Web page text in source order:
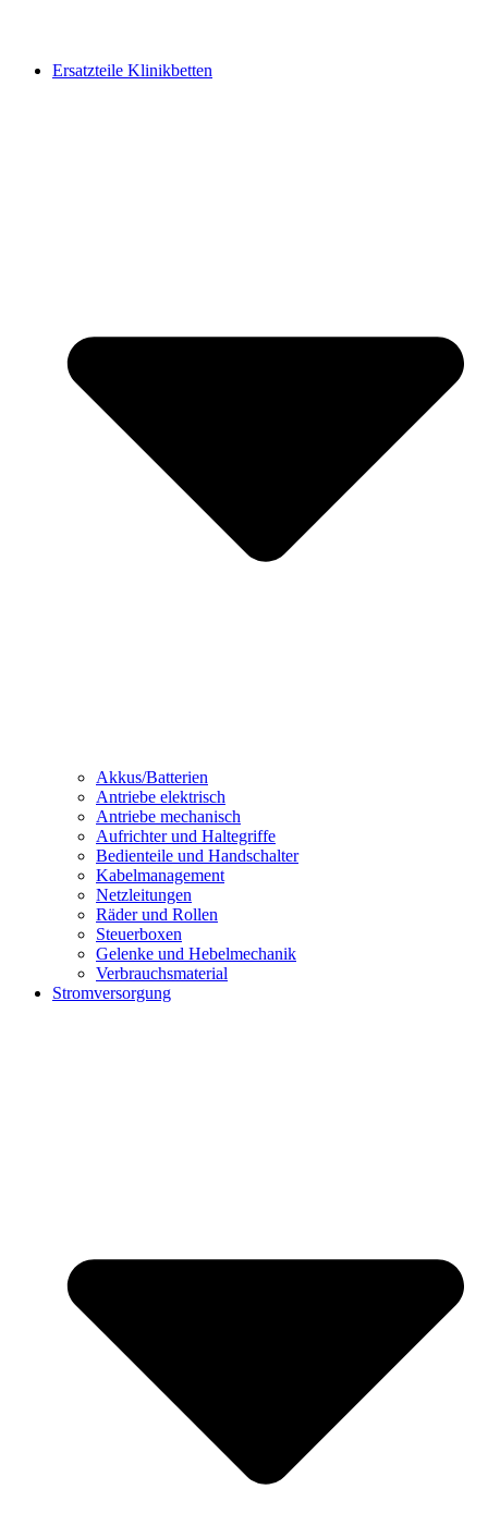
Ersatzteile Klinikbetten
Akkus/Batterien
Antriebe elektrisch
Antriebe mechanisch
Aufrichter und Haltegriffe
Bedienteile und Handschalter
Kabelmanagement
Netzleitungen
Räder und Rollen
Steuerboxen
Gelenke und Hebelmechanik
Verbrauchsmaterial
Stromversorgung